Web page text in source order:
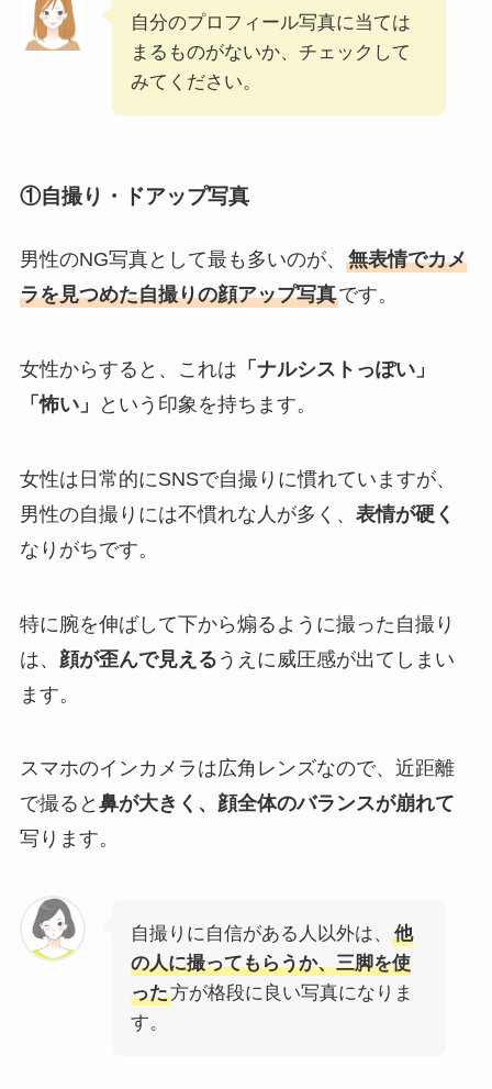
自分のプロフィール写真に当ては
まるものがないか、チェックして
みてください。
①自撮り・ドアップ写真
男性のNG写真として最も多いのが、 無表情でカメ
ラを見つめた自撮りの顔アップ写真です。
女性からすると、これは 「ナルシストっぽい」
「怖い」
という印象を持ちます。
女性は日常的にSNSで自撮りに慣れていますが、
男性の自撮りには不慣れな人が多く、 表情が硬く
なりがちです。
特に腕を伸ばして下から煽るように撮った自撮り
は、 顔が歪んで見える うえに威圧感が出てしまい
ます。
スマホのインカメラは広角レンズなので、近距離
で撮ると 鼻が大きく、顔全体のバランスが崩れて
写ります。
自撮りに自信がある人以外は、
他
の人に撮ってもらうか、三脚を使
った方が格段に良い写真になりま
す。